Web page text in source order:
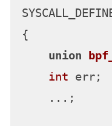
{
union
int err;
    ...;